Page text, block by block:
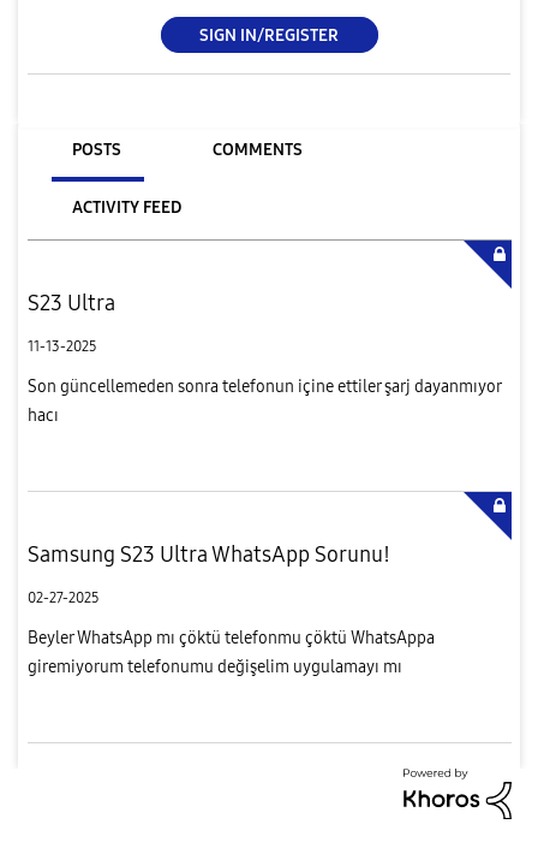
SIGN IN/REGISTER
POSTS COMMENTS
ACTIVITY FEED
S23 Ultra
11-13-2025
Son güncellemeden sonra telefonun içine ettiler şarj dayanmıyor
hacı
Samsung S23 Ultra WhatsApp Sorunu!
02-27-2025
Beyler WhatsApp mı çöktü telefonmu çöktü WhatsAppa
giremiyorum telefonumu değişelim uygulamayı mı